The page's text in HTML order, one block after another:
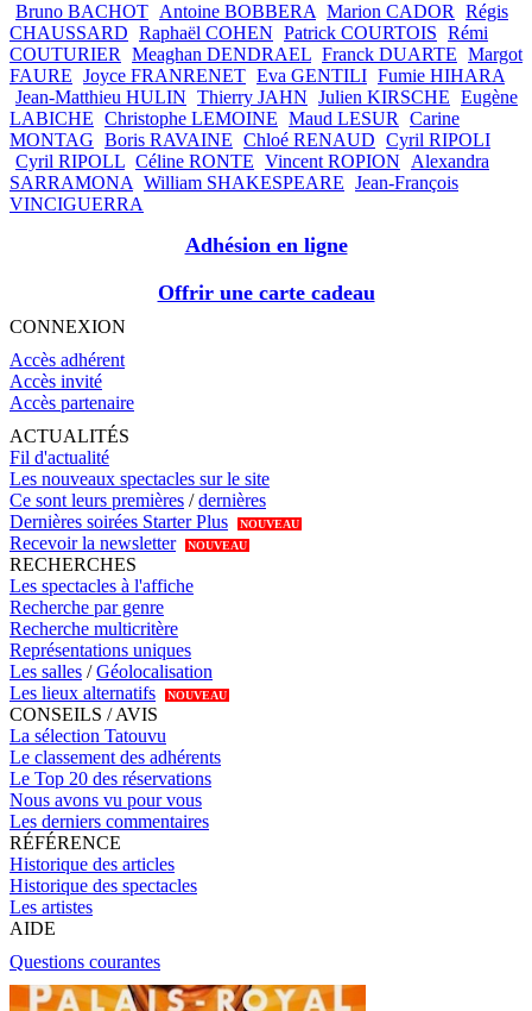
Bruno BACHOT Antoine BOBBERA Marion CADOR
Régis
CHAUSSARD Raphaël COHEN Patrick COURTOIS Rémi
COUTURIER
Meaghan DENDRAEL Franck DUARTE Margot
FAURE Joyce FRANRENET Eva GENTILI Fumie HIHARA
Jean-Matthieu HULIN Thierry JAHN Julien KIRSCHE Eugène
LABICHE Christophe LEMOINE Maud LESUR
Carine
MONTAG Boris RAVAINE Chloé RENAUD Cyril RIPOLI
Cyril RIPOLL Céline RONTE Vincent ROPION
Alexandra
SARRAMONA William SHAKESPEARE Jean-François
VINCIGUERRA
Adhésion en ligne
Offrir une carte cadeau
CONNEXION
Accès adhérent
Accès invité
Accès partenaire
ACTUALITÉS
Fil d'actualité
Les nouveaux spectacles sur le site
Ce sont leurs premières /dernières
Dernières soirées Starter Plus
NOUVEAU
Recevoir la newsletter NOUVEAU
RECHERCHES
Les spectacles à l'affiche
Recherche par genre
Recherche multicritère
Représentations uniques
Les salles /Géolocalisation
Les lieux alternatifs
NOUVEAU
CONSEILS / AVIS
La sélection Tatouvu
Le classement des adhérents
Le Top 20 des réservations
Nous avons vu pour vous
Les derniers commentaires
RÉFÉRENCE
Historique des articles
Historique des spectacles
Les artistes
AIDE
Questions courantes